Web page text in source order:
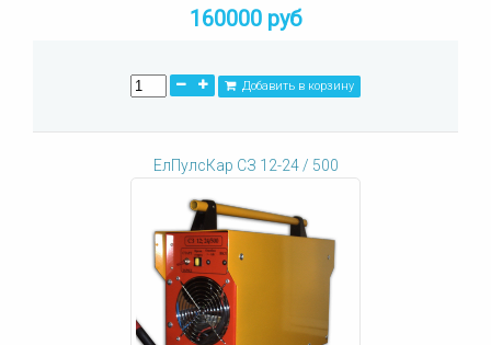
160000 руб
Добавить в корзину
ЕлПулсКар СЗ 12-24 / 500